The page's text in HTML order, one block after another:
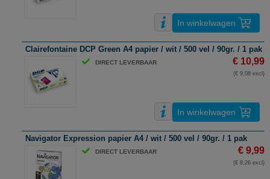
In winkelwagen
Clairefontaine DCP Green A4 papier / wit / 500 vel / 90gr. / 1 pak
DIRECT LEVERBAAR € 10,99
(€ 9,08 excl)
In winkelwagen
Navigator Expression papier A4 / wit / 500 vel / 90gr. / 1 pak
DIRECT LEVERBAAR € 9,99
(€ 8,26 excl)